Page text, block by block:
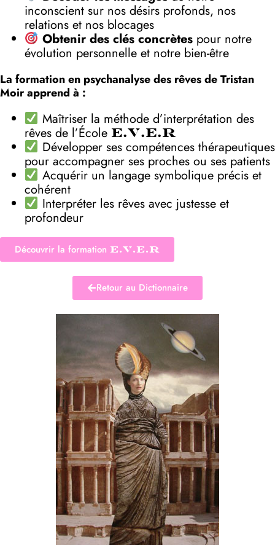
inconscient sur nos désirs profonds, nos
relations et nos blocages
Obtenir des clés concrètespour notre
évolution personnelle et notre bien-être
La formation en psychanalyse des rêves de Tristan
Moir apprend à :
Maîtriser la méthode d’interprétation des
rêves de l’École E.V.E.R
Développer ses compétences thérapeutiques
pour accompagner ses proches ou ses patients
Acquérir un langage symbolique précis et
cohérent
Interpréter les rêves avec justesse et
profondeur
Découvrir la formation E.V.E.R
Retour au Dictionnaire